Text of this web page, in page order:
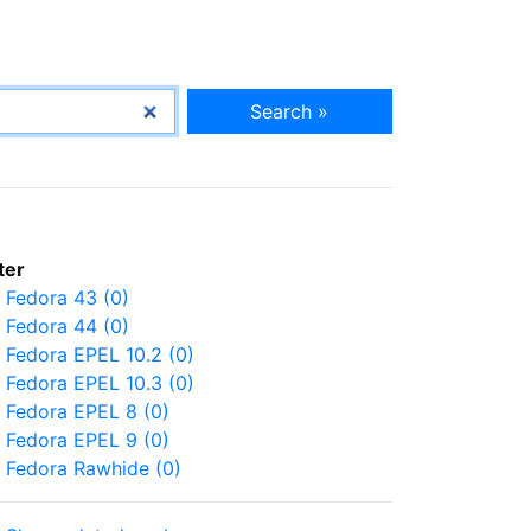
Search »
Fedora 43 (0)
Fedora 44 (0)
Fedora EPEL 10.2 (0)
Fedora EPEL 10.3 (0)
Fedora EPEL 8 (0)
Fedora EPEL 9 (0)
Fedora Rawhide (0)